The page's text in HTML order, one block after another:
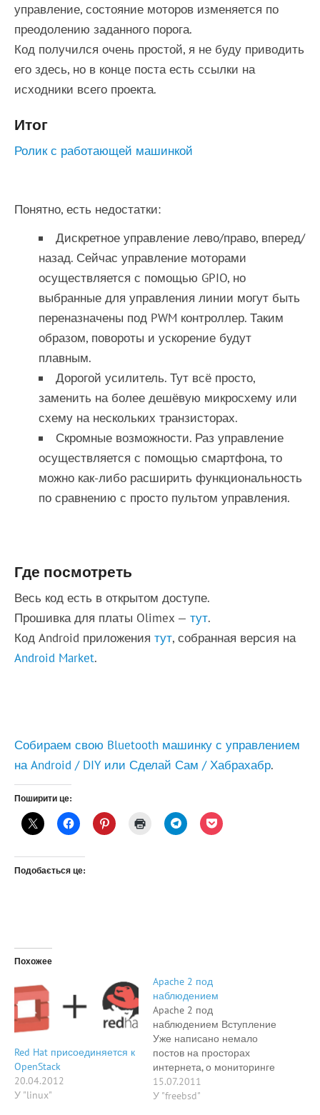
управление, состояние моторов изменяется по
преодолению заданного порога.
Код получился очень простой, я не буду приводить
его здесь, но в конце поста есть ссылки на
исходники всего проекта.
Итог
Ролик с работающей машинкой
Понятно, есть недостатки:
Дискретное управление лево/право, вперед/
назад. Сейчас управление моторами
осуществляется с помощью GPIO, но
выбранные для управления линии могут быть
переназначены под PWM контроллер. Таким
образом, повороты и ускорение будут
плавным.
Дорогой усилитель. Тут всё просто,
заменить на более дешёвую микросхему или
схему на нескольких транзисторах.
Скромные возможности. Раз управление
осуществляется с помощью смартфона, то
можно как-либо расширить функциональность
по сравнению с просто пультом управления.
Где посмотреть
Весь код есть в открытом доступе.
Прошивка для платы Olimex —тут.
Код Android приложениятут, собранная версия на
Android Market.
Собираем свою Bluetooth машинку с управлением
на Android / DIY или Сделай Сам / Хабрахабр.
Поширити це:
Подобається це:
Похожее
Red Hat присоединяется к
OpenStack
20.04.2012
У "linux"
Apache 2 под
наблюдением
Apache 2 под
наблюдением Вступление
Уже написано немало
постов на просторах
интернета, о мониторинге
веб-сервера Apache. При
вводе такой фразы, как
15.07.2011
У "freebsd"